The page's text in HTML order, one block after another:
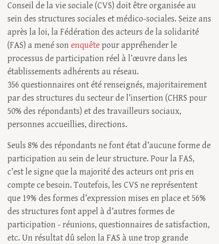
Conseil de la vie sociale (CVS) doit être organisée au
sein des structures sociales et médico-sociales. Seize ans
après la loi, la Fédération des acteurs de la solidarité
(FAS) a mené sonenquêtepour appréhender le
processus de participation réel à l’œuvre dans les
établissements adhérents au réseau.
356 questionnaires ont été renseignés, majoritairement
par des structures du secteur de l’insertion (CHRS pour
50% des répondants) et des travailleurs sociaux,
personnes accueillies, directions.
Seuls 8% des répondants ne font état d’aucune forme de
participation au sein de leur structure. Pour la FAS,
c’est le signe que la majorité des acteurs ont pris en
compte ce besoin. Toutefois, les CVS ne représentent
que 19% des formes d’expression mises en place et 56%
des structures font appel à d’autres formes de
participation - réunions, questionnaires de satisfaction,
etc. Un résultat dû selon la FAS à une trop grande